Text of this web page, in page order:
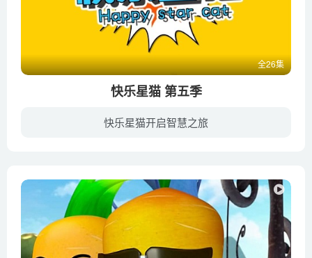
全26集
快乐星猫 第五季
快乐星猫开启智慧之旅